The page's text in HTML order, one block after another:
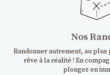
Nos
Randonner autrement, au plus
rêve à la réalité ! En
plongez en